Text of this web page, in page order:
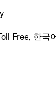
Free, 한국